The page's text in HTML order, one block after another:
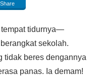
Share
tempat tidurnya—
sekolah.
tidak beres dengannya
panas. Ia demam!